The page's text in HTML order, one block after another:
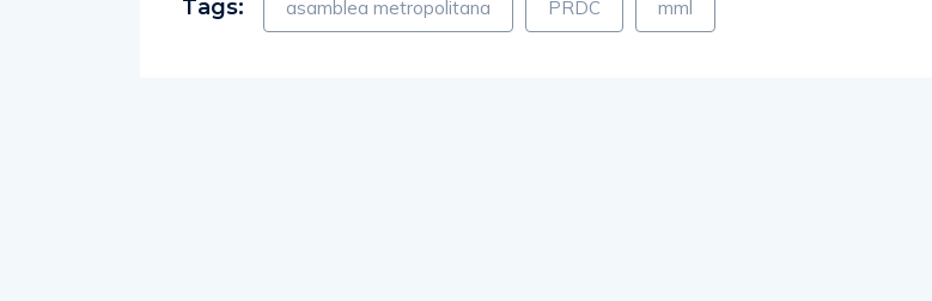
Tags: asamblea metropolitana PRDC mml